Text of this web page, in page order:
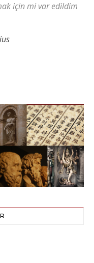
için mi var edildim